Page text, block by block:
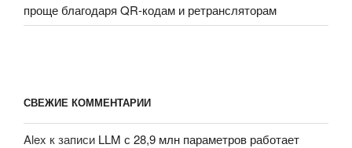
проще благодаря QR-кодам и ретрансляторам
СВЕЖИЕ КОММЕНТАРИИ
Alex к записи LLM с 28,9 млн параметров работает